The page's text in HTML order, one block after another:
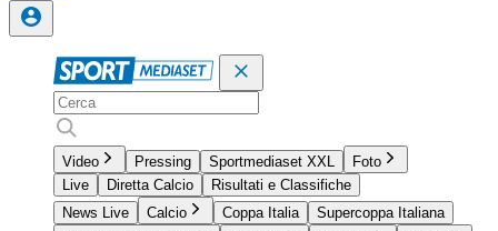
Video Pressing Sportmediaset XXL
Foto
Live
Diretta Calcio
Risultati e Classifiche
News Live
Calcio Coppa Italia
Supercoppa Italiana